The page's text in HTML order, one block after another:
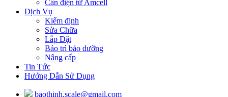
Cân điện tử Amcell
Dịch Vụ
Kiểm định
Sửa Chữa
Lắp Đặt
Bảo trì bảo dưỡng
Nâng cấp
Tin Tức
Hướng Dẫn Sử Dụng
baothinh.scale@gmail.com